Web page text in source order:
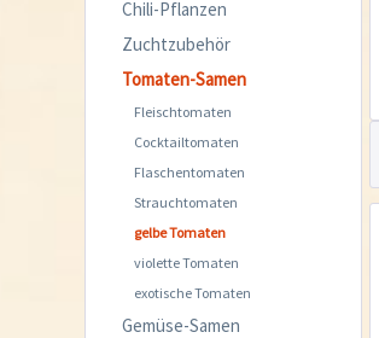
Chili-Pflanzen
Zuchtzubehör
Tomaten-Samen
Fleischtomaten
Cocktailtomaten
Flaschentomaten
Strauchtomaten
gelbe Tomaten
violette Tomaten
exotische Tomaten
Gemüse-Samen